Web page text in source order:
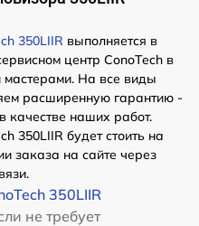
350LIIR выполняется в
центр ConoTech в
На все виды
расширенную гарантию -
качестве наших работ.
350LIIR будет стоить на
заказа на сайте через
350LIIR
не требует